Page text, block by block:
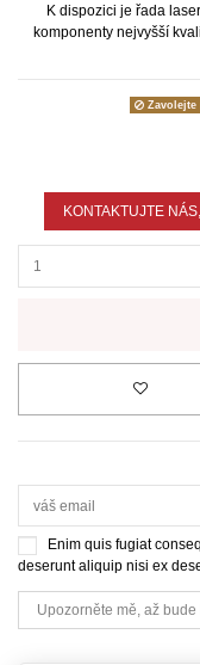
K dispozici je řada
komponenty nejvyšší
Zavolejte
KONTAKTUJTE
Enim quis fugiat
deserunt aliquip nisi ex